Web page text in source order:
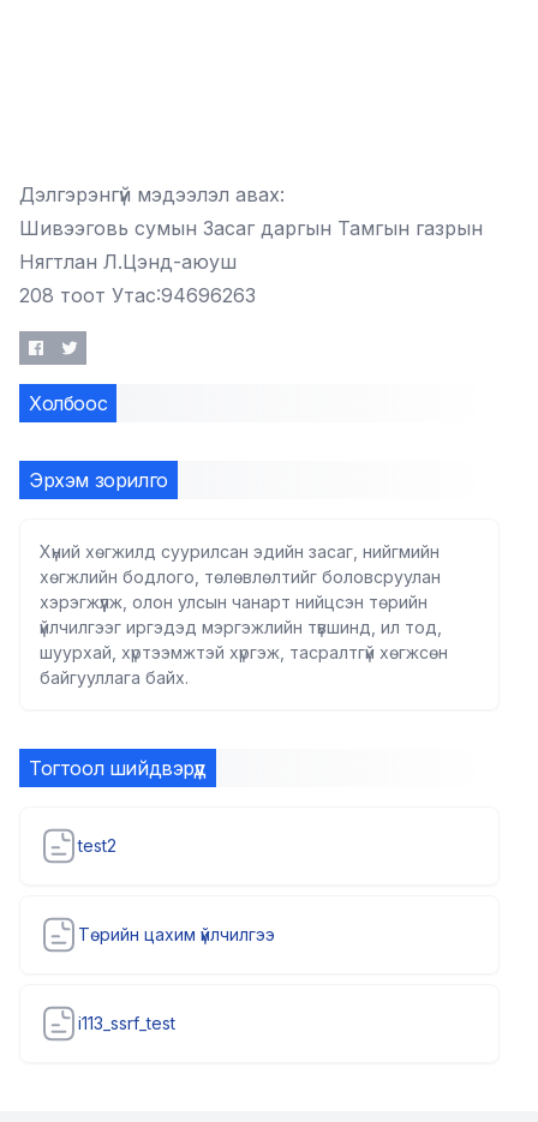
Дэлгэрэнгүй мэдээлэл авах:
Шивээговь сумын Засаг даргын Тамгын газрын
Нягтлан Л.Цэнд-аюуш
208 тоот Утас:94696263
Холбоос
Эрхэм зорилго
Хүний хөгжилд суурилсан эдийн засаг, нийгмийн
хөгжлийн бодлого, төлөвлөлтийг боловсруулан
хэрэгжүүлж, олон улсын чанарт нийцсэн төрийн
үйлчилгээг иргэдэд мэргэжлийн түвшинд, ил тод,
шуурхай, хүртээмжтэй хүргэж, тасралтгүй хөгжсөн
байгууллага байх.
Тогтоол шийдвэрүүд
test2
Төрийн цахим үйлчилгээ
i113_ssrf_test